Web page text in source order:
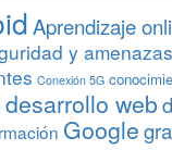
Aprendizaje
y amenazas
Conexión 5G
desarrollo web
Google